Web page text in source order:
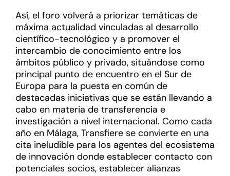
Así, el foro volverá a priorizar temáticas de
máxima actualidad vinculadas al desarrollo
científico-tecnológico y a promover el
intercambio de conocimiento entre los
ámbitos público y privado, situándose como
principal punto de encuentro en el Sur de
Europa para la puesta en común de
destacadas iniciativas que se están llevando a
cabo en materia de transferencia e
investigación a nivel internacional. Como cada
año en Málaga, Transfiere se convierte en una
cita ineludible para los agentes del ecosistema
de innovación donde establecer contacto con
potenciales socios, establecer alianzas